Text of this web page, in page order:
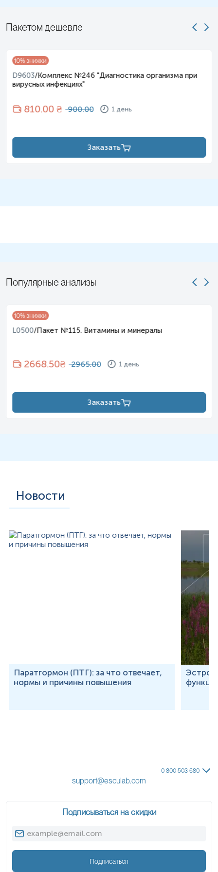
Пакетом дешевле
10% знижки
D9603/Комплекс №246 "Диагностика организма при
вирусных инфекциях"
810.00 ₴ 900.00 1 день
Заказать
Популярные анализы
10% знижки
L0500/Пакет №115. Витамины и минералы
2668.50₴ 2965.00 1 день
Заказать
Новости
Паратгормон (ПТГ): за что отвечает,
нормы и причины повышения
0 800 503 680
support@esculab.com
Подписываться на скидки
Подписаться